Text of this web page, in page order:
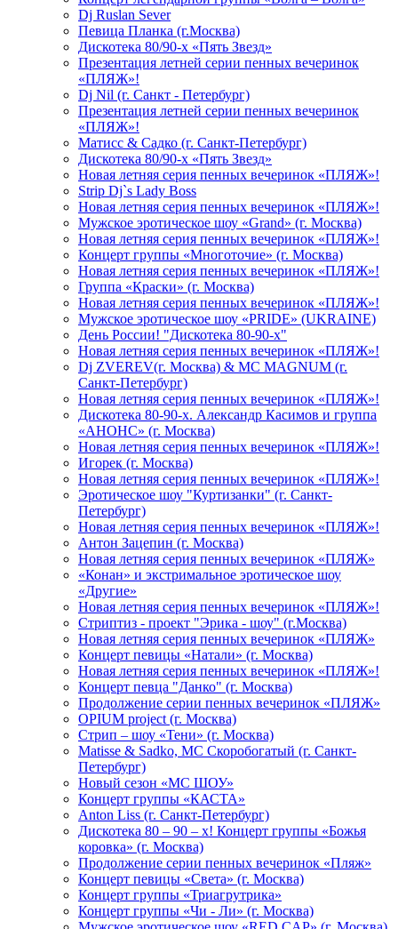
Dj Ruslan Sever
Певица Планка (г.Москва)
Дискотека 80/90-х «Пять Звезд»
Презентация летней серии пенных вечеринок
«ПЛЯЖ»!
Dj Nil (г. Санкт - Петербург)
Презентация летней серии пенных вечеринок
«ПЛЯЖ»!
Матисс & Садко (г. Санкт-Петербург)
Дискотека 80/90-х «Пять Звезд»
Новая летняя серия пенных вечеринок «ПЛЯЖ»!
Strip Dj`s Lady Boss
Новая летняя серия пенных вечеринок «ПЛЯЖ»!
Мужское эротическое шоу «Grand» (г. Москва)
Новая летняя серия пенных вечеринок «ПЛЯЖ»!
Концерт группы «Многоточие» (г. Москва)
Новая летняя серия пенных вечеринок «ПЛЯЖ»!
Группа «Краски» (г. Москва)
Новая летняя серия пенных вечеринок «ПЛЯЖ»!
Мужское эротическое шоу «PRIDE» (UKRAINE)
День России! "Дискотека 80-90-х"
Новая летняя серия пенных вечеринок «ПЛЯЖ»!
Dj ZVEREV(г. Москва) & MC MAGNUM (г.
Санкт-Петербург)
Новая летняя серия пенных вечеринок «ПЛЯЖ»!
Дискотека 80-90-х. Александр Касимов и группа
«АНОНС» (г. Москва)
Новая летняя серия пенных вечеринок «ПЛЯЖ»!
Игорек (г. Москва)
Новая летняя серия пенных вечеринок «ПЛЯЖ»!
Эротическое шоу "Куртизанки" (г. Санкт-
Петербург)
Новая летняя серия пенных вечеринок «ПЛЯЖ»!
Антон Зацепин (г. Москва)
Новая летняя серия пенных вечеринок «ПЛЯЖ»
«Конан» и экстримальное эротическое шоу
«Другие»
Новая летняя серия пенных вечеринок «ПЛЯЖ»!
Стриптиз - проект "Эрика - шоу" (г.Москва)
Новая летняя серия пенных вечеринок «ПЛЯЖ»
Концерт певицы «Натали» (г. Москва)
Новая летняя серия пенных вечеринок «ПЛЯЖ»!
Концерт певца "Данко" (г. Москва)
Продолжение серии пенных вечеринок «ПЛЯЖ»
OPIUM project (г. Москва)
Стрип – шоу «Тени» (г. Москва)
Matissе & Sadko, MC Скоробогатый (г. Санкт-
Петербург)
Новый сезон «МС ШОУ»
Концерт группы «КАСТА»
Anton Liss (г. Санкт-Петербург)
Дискотека 80 – 90 – х! Концерт группы «Божья
коровка» (г. Москва)
Продолжение серии пенных вечеринок «Пляж»
Концерт певицы «Света» (г. Москва)
Концерт группы «Триагрутрика»
Концерт группы «Чи - Ли» (г. Москва)